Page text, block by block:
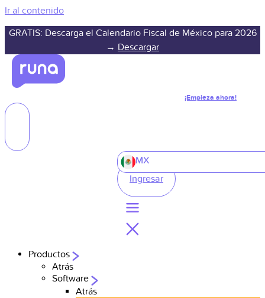
Ir al contenido
GRATIS: Descarga el Calendario Fiscal de México para 2026
→ Descargar
¡Empieza ahora!
MX
Ingresar
Productos
Atrás
Software
Atrás